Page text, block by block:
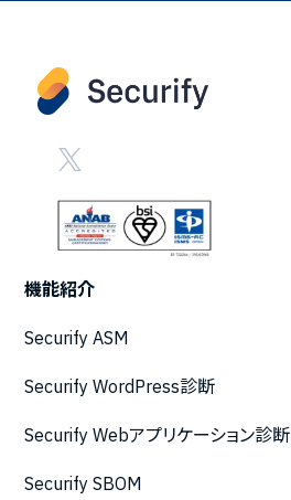
機能紹介
Securify ASM
Securify WordPress診断
Securify Webアプリケーション診断
Securify SBOM